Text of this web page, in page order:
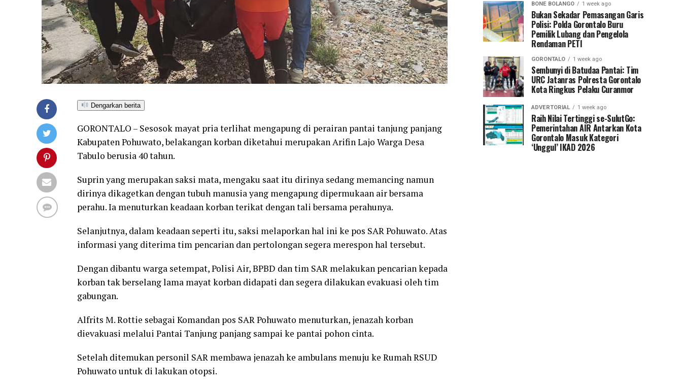
Dengarkan berita
GORONTALO – Sesosok mayat pria terlihat mengapung di perairan pantai tanjung panjang
Kabupaten Pohuwato, belakangan korban diketahui merupakan Arifin Lajo Warga Desa
Tabulo berusia 40 tahun.
Suprin yang merupakan saksi mata, mengaku saat itu dirinya sedang memancing namun
dirinya dikagetkan dengan tubuh manusia yang mengapung dipermukaan air bersama
perahu. Ia menuturkan keadaan korban terikat dengan tali bersama perahunya.
Selanjutnya, dalam keadaan seperti itu, saksi melaporkan hal ini ke pos SAR Pohuwato. Atas
informasi yang diterima tim pencarian dan pertolongan segera merespon hal tersebut.
Dengan dibantu warga setempat, Polisi Air, BPBD dan tim SAR melakukan pencarian kepada
korban tak berselang lama mayat korban didapati dan segera dilakukan evakuasi oleh tim
gabungan.
Alfrits M. Rottie sebagai Komandan pos SAR Pohuwato menuturkan, jenazah korban
dievakuasi melalui Pantai Tanjung panjang sampai ke pantai pohon cinta.
Setelah ditemukan personil SAR membawa jenazah ke ambulans menuju ke Rumah RSUD
Pohuwato untuk di lakukan otopsi.
BONE BOLANGO 1 week ago
Bukan Sekadar Pemasangan Garis
Polisi: Polda Gorontalo Buru
Pemilik Lubang dan Pengelola
Rendaman PETI
GORONTALO 1 week ago
Sembunyi di Batudaa Pantai: Tim
URC Jatanras Polresta Gorontalo
Kota Ringkus Pelaku Curanmor
ADVERTORIAL 1 week ago
Raih Nilai Tertinggi se-SulutGo:
Pemerintahan AIR Antarkan Kota
Gorontalo Masuk Kategori
‘Unggul’ IKAD 2026